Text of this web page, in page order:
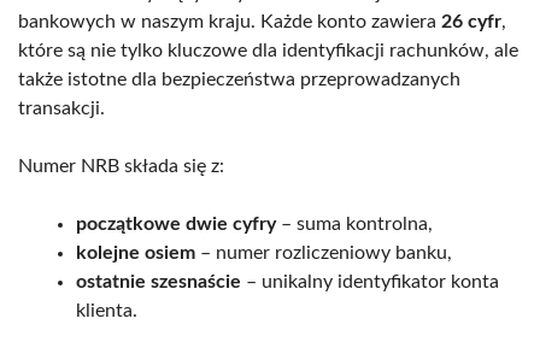
bankowych w naszym kraju. Każde konto zawiera 26 cyfr,
które są nie tylko kluczowe dla identyfikacji rachunków, ale
także istotne dla bezpieczeństwa przeprowadzanych
transakcji.
Numer NRB składa się z:
początkowe dwie cyfry– suma kontrolna,
kolejne osiem – numer rozliczeniowy banku,
ostatnie szesnaście – unikalny identyfikator konta
klienta.